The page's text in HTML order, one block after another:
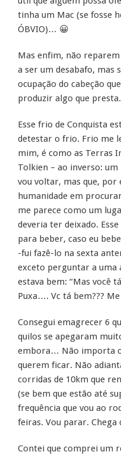
tinha um Mac (se fosse
ÓBVIO)… 😀
Mas enfim, não
a ser um desabafo, mas
ocupação do cabeção
produzir algo que presta.
Esse frio de Conquista
detestar o frio. Frio me
mim, é como as Terras
Tolkien – ao inverso:
vou voltar, mas que, por
humanidade em
me parece como um
deveria ter deixado.
para beber, caso eu
-fui fazê-lo na sexta
exceto perguntar a uma
estava bem: “Mas você
Puxa…. Vc tá bem???
Consegui emagrecer 6
quilos se apegaram
embora… Não importa
querem ficar. Não
corridas de 10km que
(se bem que estão até
frequência que vou ao
feiras. Vou parar. Chega
Contei que comprei um